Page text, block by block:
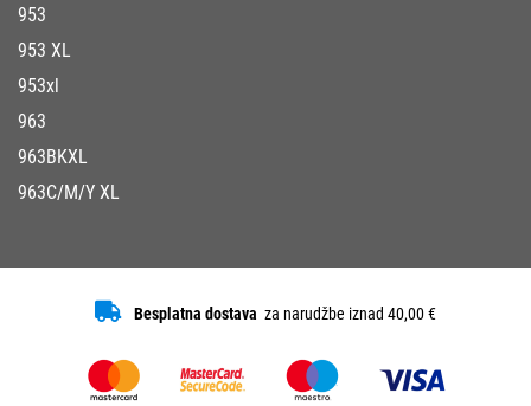
953
953 XL
953xl
963
963BKXL
963C/M/Y XL
Besplatna dostava za narudžbe iznad 40,00 €